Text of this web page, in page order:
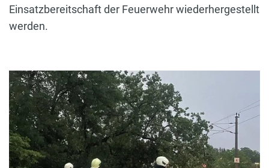
Einsatzbereitschaft der Feuerwehr wiederhergestellt
werden.